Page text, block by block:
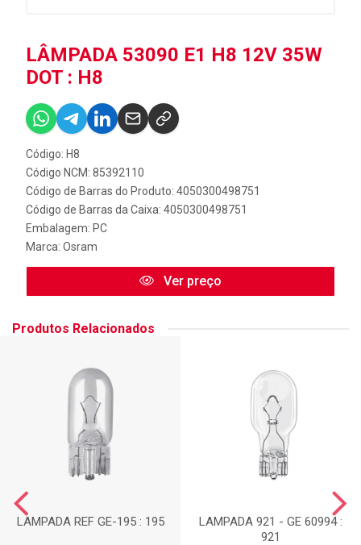
LÂMPADA 53090 E1 H8 12V 35W
DOT : H8
Código: H8
Código NCM: 85392110
Código de Barras do Produto: 4050300498751
Código de Barras da Caixa: 4050300498751
Embalagem: PC
Marca: Osram
Ver preço
Produtos Relacionados
LAMPADA REF GE-195 : 195
LAMPADA 921 - GE 60994 :
921